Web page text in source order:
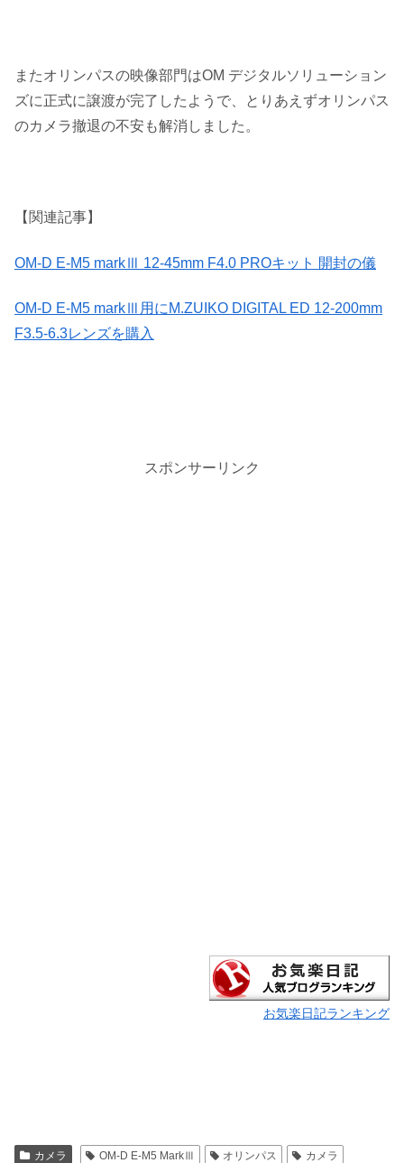
またオリンパスの映像部門はOM デジタルソリューション
ズに正式に譲渡が完了したようで、とりあえずオリンパス
のカメラ撤退の不安も解消しました。
【関連記事】
OM-D E-M5 markⅢ 12-45mm F4.0 PROキット 開封の儀
OM-D E-M5 markⅢ用にM.ZUIKO DIGITAL ED 12-200mm
F3.5-6.3レンズを購入
スポンサーリンク
お気楽日記ランキング
カメラ OM-D E-M5 MarkⅢ オリンパス
カメラ